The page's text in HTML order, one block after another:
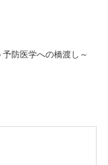
防医学への橋渡し～
の接点～